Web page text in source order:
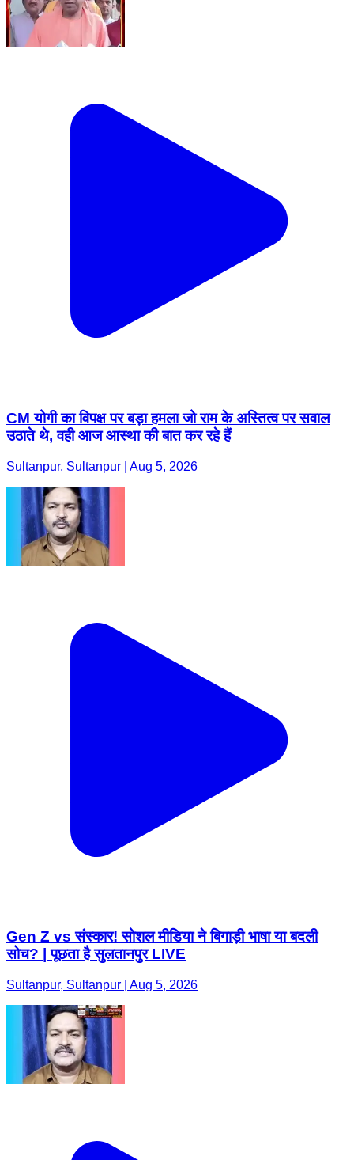
CM योगी का विपक्ष पर बड़ा हमला जो राम के अस्तित्व पर सवाल
उठाते थे, वही आज आस्था की बात कर रहे हैं
Sultanpur, Sultanpur | Aug 5, 2026
Gen Z vs संस्कार! सोशल मीडिया ने बिगाड़ी भाषा या बदली
सोच? | पूछता है सुलतानपुर LIVE
Sultanpur, Sultanpur | Aug 5, 2026